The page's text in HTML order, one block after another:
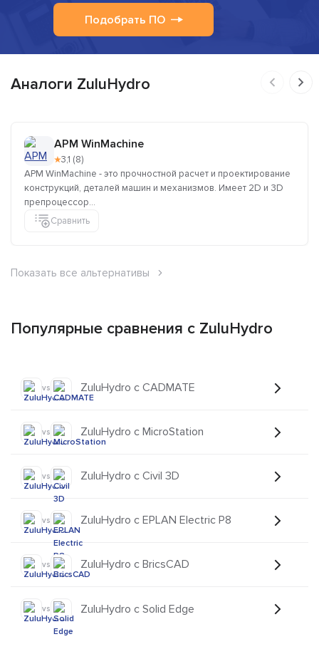
Подобрать ПО
Аналоги ZuluHydro
APM WinMachine
★3,1 (8)
APM WinMachine - это прочностной расчет и проектирование
конструкций, деталей машин и механизмов. Имеет 2D и 3D
препроцессор...
Сравнить
Показать все альтернативы
Популярные сравнения с ZuluHydro
vs ZuluHydro с CADMATE
vs ZuluHydro с MicroStation
vs ZuluHydro с Civil 3D
vs ZuluHydro с EPLAN Electric P8
vs ZuluHydro с BricsCAD
vs ZuluHydro с Solid Edge